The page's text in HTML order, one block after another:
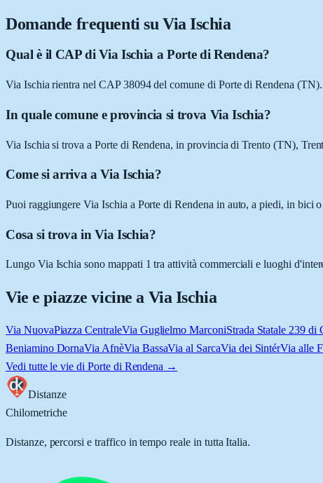
Domande frequenti su Via Ischia
Qual è il CAP di Via Ischia a Porte di Rendena?
Via Ischia rientra nel CAP 38094 del comune di Porte di Rendena (TN).
In quale comune e provincia si trova Via Ischia?
Via Ischia si trova a Porte di Rendena, in provincia di Trento (TN),
Come si arriva a Via Ischia?
Puoi raggiungere Via Ischia a Porte di Rendena in auto, a piedi, in bici
Cosa si trova in Via Ischia?
Lungo Via Ischia sono mappati 1 tra attività commerciali e luoghi
Vie e piazze vicine a Via Ischia
Via NuovaPiazza CentraleVia Guglielmo MarconiStrada Statale 239 di
Beniamino DornaVia AfnèVia BassaVia al SarcaVia dei SintérVia alle
Vedi tutte le vie di Porte di Rendena →
Distanze
Chilometriche
Distanze, percorsi e traffico in tempo reale in tutta Italia.